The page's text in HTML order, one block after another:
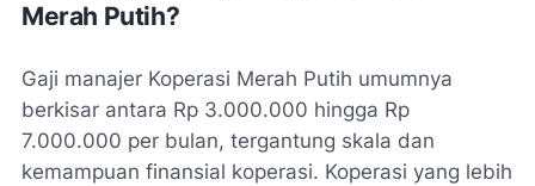
Merah Putih?
Gaji manajer Koperasi Merah Putih umumnya
berkisar antara Rp 3.000.000 hingga Rp
7.000.000 per bulan, tergantung skala dan
kemampuan finansial koperasi. Koperasi yang lebih